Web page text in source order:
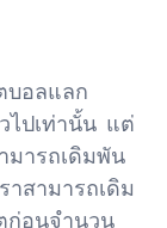
บอลแลก
ไปเท่านั้น แต่
มารถเดิมพัน
าสามารถเดิม
ก่อนจำนวน